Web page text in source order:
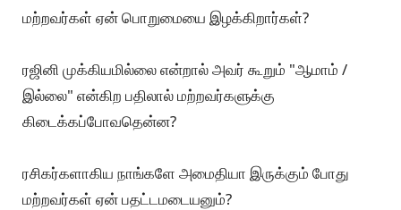
மற்றவர்கள் ஏன் பொறுமையை இழக்கிறார்கள்?
ரஜினி முக்கியமில்லை என்றால் அவர் கூறும் "ஆமாம் /
இல்லை" என்கிற பதிலால் மற்றவர்களுக்கு
கிடைக்கப்போவதென்ன?
ரசிகர்களாகிய நாங்களே அமைதியா இருக்கும் போது
மற்றவர்கள் ஏன் பதட்டமடையனும்?